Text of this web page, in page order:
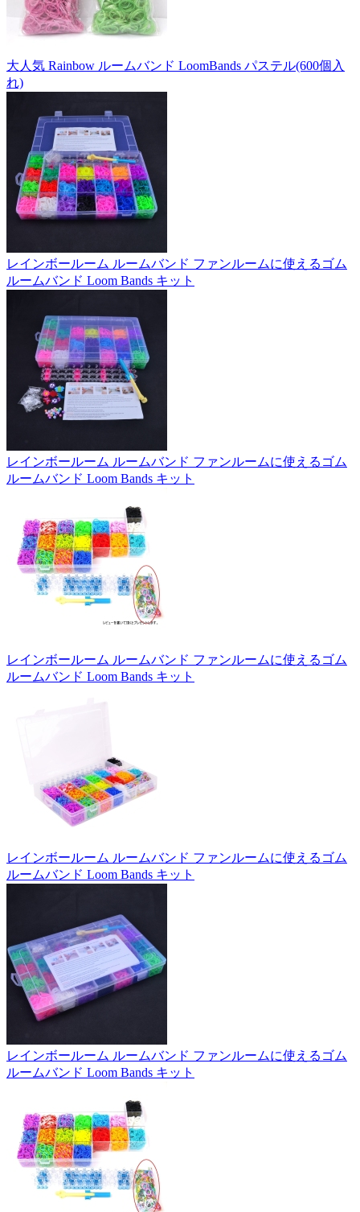
大人気 Rainbow ルームバンド LoomBands パステル(600個入
れ)
レインボールーム ルームバンド ファンルームに使えるゴム
ルームバンド Loom Bands キット
レインボールーム ルームバンド ファンルームに使えるゴム
ルームバンド Loom Bands キット
レインボールーム ルームバンド ファンルームに使えるゴム
ルームバンド Loom Bands キット
レインボールーム ルームバンド ファンルームに使えるゴム
ルームバンド Loom Bands キット
レインボールーム ルームバンド ファンルームに使えるゴム
ルームバンド Loom Bands キット